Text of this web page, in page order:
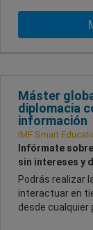
Máster
diplomacia
información
IMF Smart
Infórmate
sin intereses y
Podrás realizar
interactuar en
desde cualquier